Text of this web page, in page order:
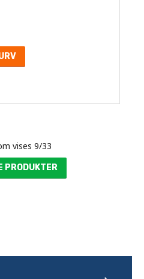
vises 9/33
PRODUKTER